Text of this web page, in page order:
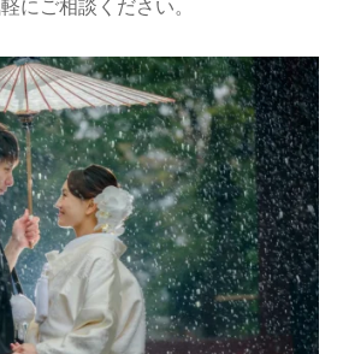
にご相談ください。